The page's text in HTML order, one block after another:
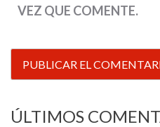
VEZ QUE COMENTE.
ÚLTIMOS